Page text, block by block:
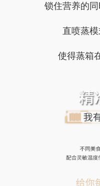
锁住营养的
直喷蒸
使得蒸箱